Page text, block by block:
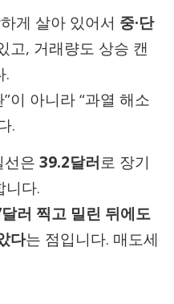
게 살아 있어서 중·단
고, 거래량도 상승 캔
.
이 아니라 “과열 해소
.
선은 39.2달러로 장기
니다.
러 찍고 밀린 뒤에도
다는 점입니다. 매도세